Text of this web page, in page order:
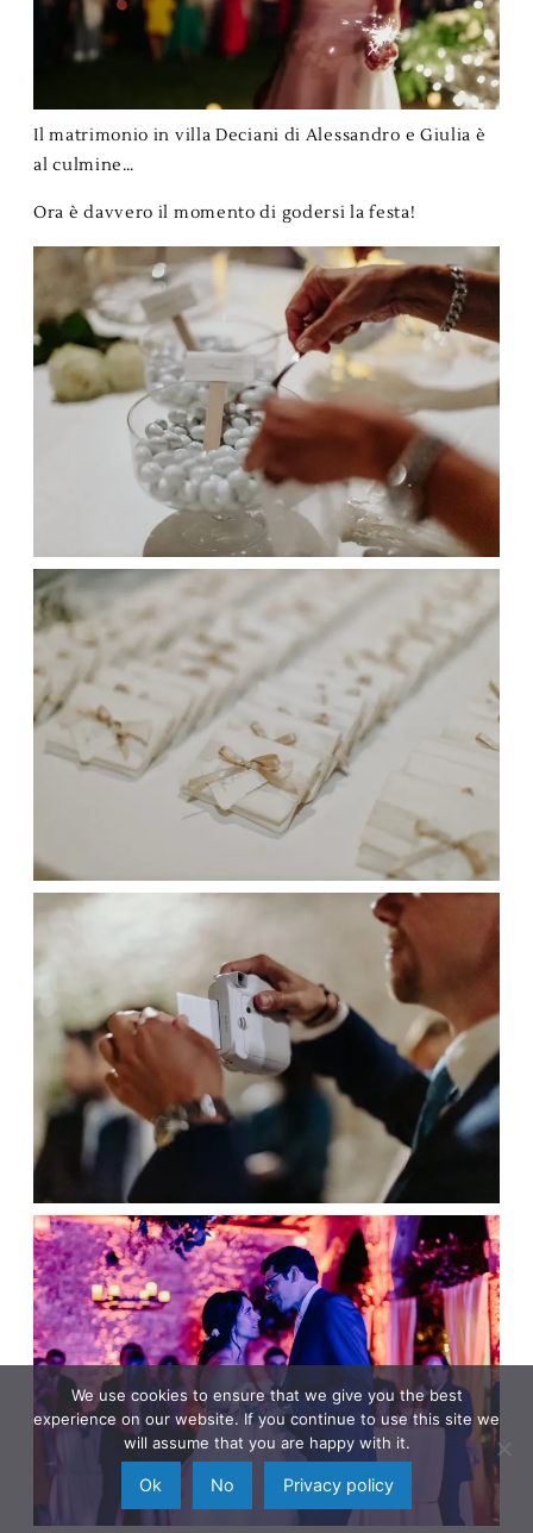
Il matrimonio in villa Deciani di Alessandro e Giulia è
al culmine…
Ora è davvero il momento di godersi la festa!
We use cookies to ensure that we give you the best
experience on our website. If you continue to use this site we
will assume that you are happy with it.
Ok No Privacy policy